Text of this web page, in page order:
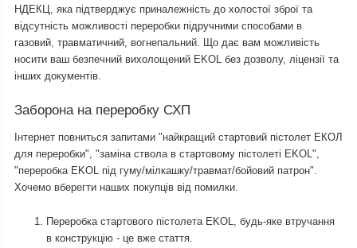
НДЕКЦ, яка підтверджує приналежність до холостої зброї та
відсутність можливості переробки підручними способами в
газовий, травматичний, вогнепальний. Що дає вам можливість
носити ваш безпечний вихолощений EKOL без дозволу, ліцензії та
інших документів.
Заборона на переробку СХП
Інтернет повниться запитами "найкращий стартовий пістолет ЕКОЛ
для переробки", "заміна ствола в стартовому пістолеті EKOL",
"переробка EKOL під гуму/мілкашку/травмат/бойовий патрон".
Хочемо вберегти наших покупців від помилки.
Переробка стартового пістолета EKOL, будь-яке втручання
в конструкцію - це вже стаття.